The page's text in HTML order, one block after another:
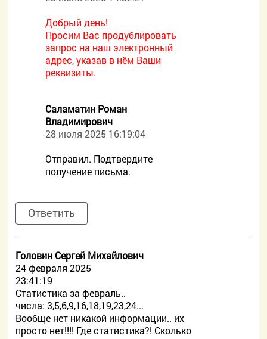
Добрый день!
Просим Вас продублировать
запрос на наш электронный
адрес, указав в нём Ваши
реквизиты.
Саламатин Роман
Владимирович
28 июля 2025 16:19:04
Отправил. Подтвердите
получение письма.
Ответить
Головин Сергей Михайлович
24 февраля 2025
23:41:19
Статистика за февраль..
числа: 3,5,6,9,16,18,19,23,24...
Вообще нет никакой информации.. их
просто нет!!!! Где статистика?! Сколько